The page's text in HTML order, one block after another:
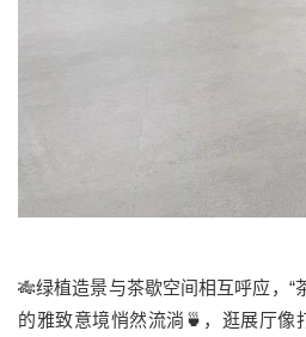
🎋绿植造景与茶歇空间相互呼应，“
的雅致意境悄然流淌🍵，逛展厅像